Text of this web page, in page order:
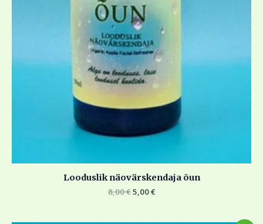
Looduslik näovärskendaja õun
8,00€5,00€